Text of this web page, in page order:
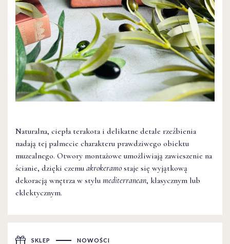
Naturalna, ciepła terakota i delikatne detale rzeźbienia
nadają tej palmecie charakteru prawdziwego obiektu
muzealnego. Otwory montażowe umożliwiają zawieszenie na
ścianie, dzięki czemu akrokeramo staje się wyjątkową
dekoracją wnętrza w stylu mediterranean, klasycznym lub
eklektycznym.
SKLEP NOWOŚCI